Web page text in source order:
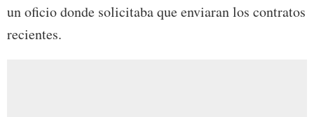
un oficio donde solicitaba que enviaran los contratos
recientes.